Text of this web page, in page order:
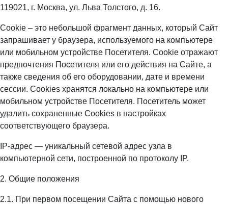
119021, г. Москва, ул. Льва Толстого, д. 16.
Cookie – это небольшой фрагмент данных, который Сайт
запрашивает у браузера, используемого на компьютере
или мобильном устройстве Посетителя. Cookie отражают
предпочтения Посетителя или его действия на Сайте, а
также сведения об его оборудовании, дате и времени
сессии. Сookies хранятся локально на компьютере или
мобильном устройстве Посетителя. Посетитель может
удалить сохраненные Сookies в настройках
соответствующего браузера.
IP-адрес — уникальный сетевой адрес узла в
компьютерной сети, построенной по протоколу IP.
2. Общие положения
2.1. При первом посещении Сайта с помощью нового